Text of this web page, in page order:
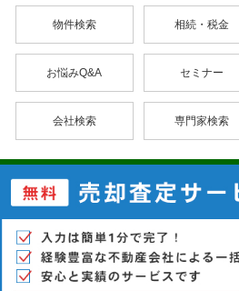
物件検索 相続・税金
お悩みQ&A セミナー
会社検索 専門家検索